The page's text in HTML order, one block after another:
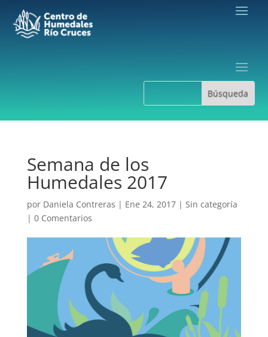
Semana de los
Humedales 2017
por Daniela Contreras | Ene 24, 2017| Sin categoría
| 0 Comentarios